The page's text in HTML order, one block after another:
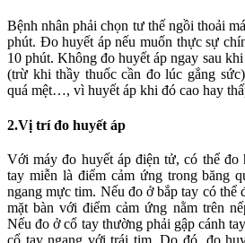
Bệnh nhân phải chọn tư thế ngồi thoải
phút. Đo huyết áp nếu muốn thực sự
10 phút. Không đo huyết áp ngay sau
(trừ khi thầy thuốc cần đo lúc gắng
quá mệt…, vì huyết áp khi đó cao hay
2.Vị trí đo huyết áp
Với máy đo huyết áp điện tử, có thể đo
tay miễn là điểm cảm ứng trong băng
ngang mực tim. Nếu đo ở bắp tay có thể
mặt bàn với điểm cảm ứng nằm trên
Nếu đo ở cổ tay thường phải gập cánh
cổ tay ngang với trái tim. Do đó, đo